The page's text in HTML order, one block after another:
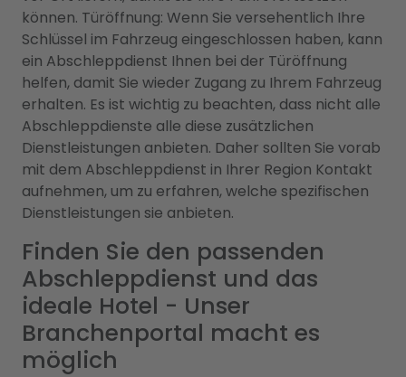
können. Türöffnung: Wenn Sie versehentlich Ihre
Schlüssel im Fahrzeug eingeschlossen haben, kann
ein Abschleppdienst Ihnen bei der Türöffnung
helfen, damit Sie wieder Zugang zu Ihrem Fahrzeug
erhalten. Es ist wichtig zu beachten, dass nicht alle
Abschleppdienste alle diese zusätzlichen
Dienstleistungen anbieten. Daher sollten Sie vorab
mit dem Abschleppdienst in Ihrer Region Kontakt
aufnehmen, um zu erfahren, welche spezifischen
Dienstleistungen sie anbieten.
Finden Sie den passenden
Abschleppdienst und das
ideale Hotel - Unser
Branchenportal macht es
möglich